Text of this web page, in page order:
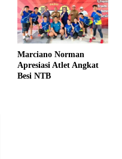
Marciano Norman
Apresiasi Atlet Angkat
Besi NTB